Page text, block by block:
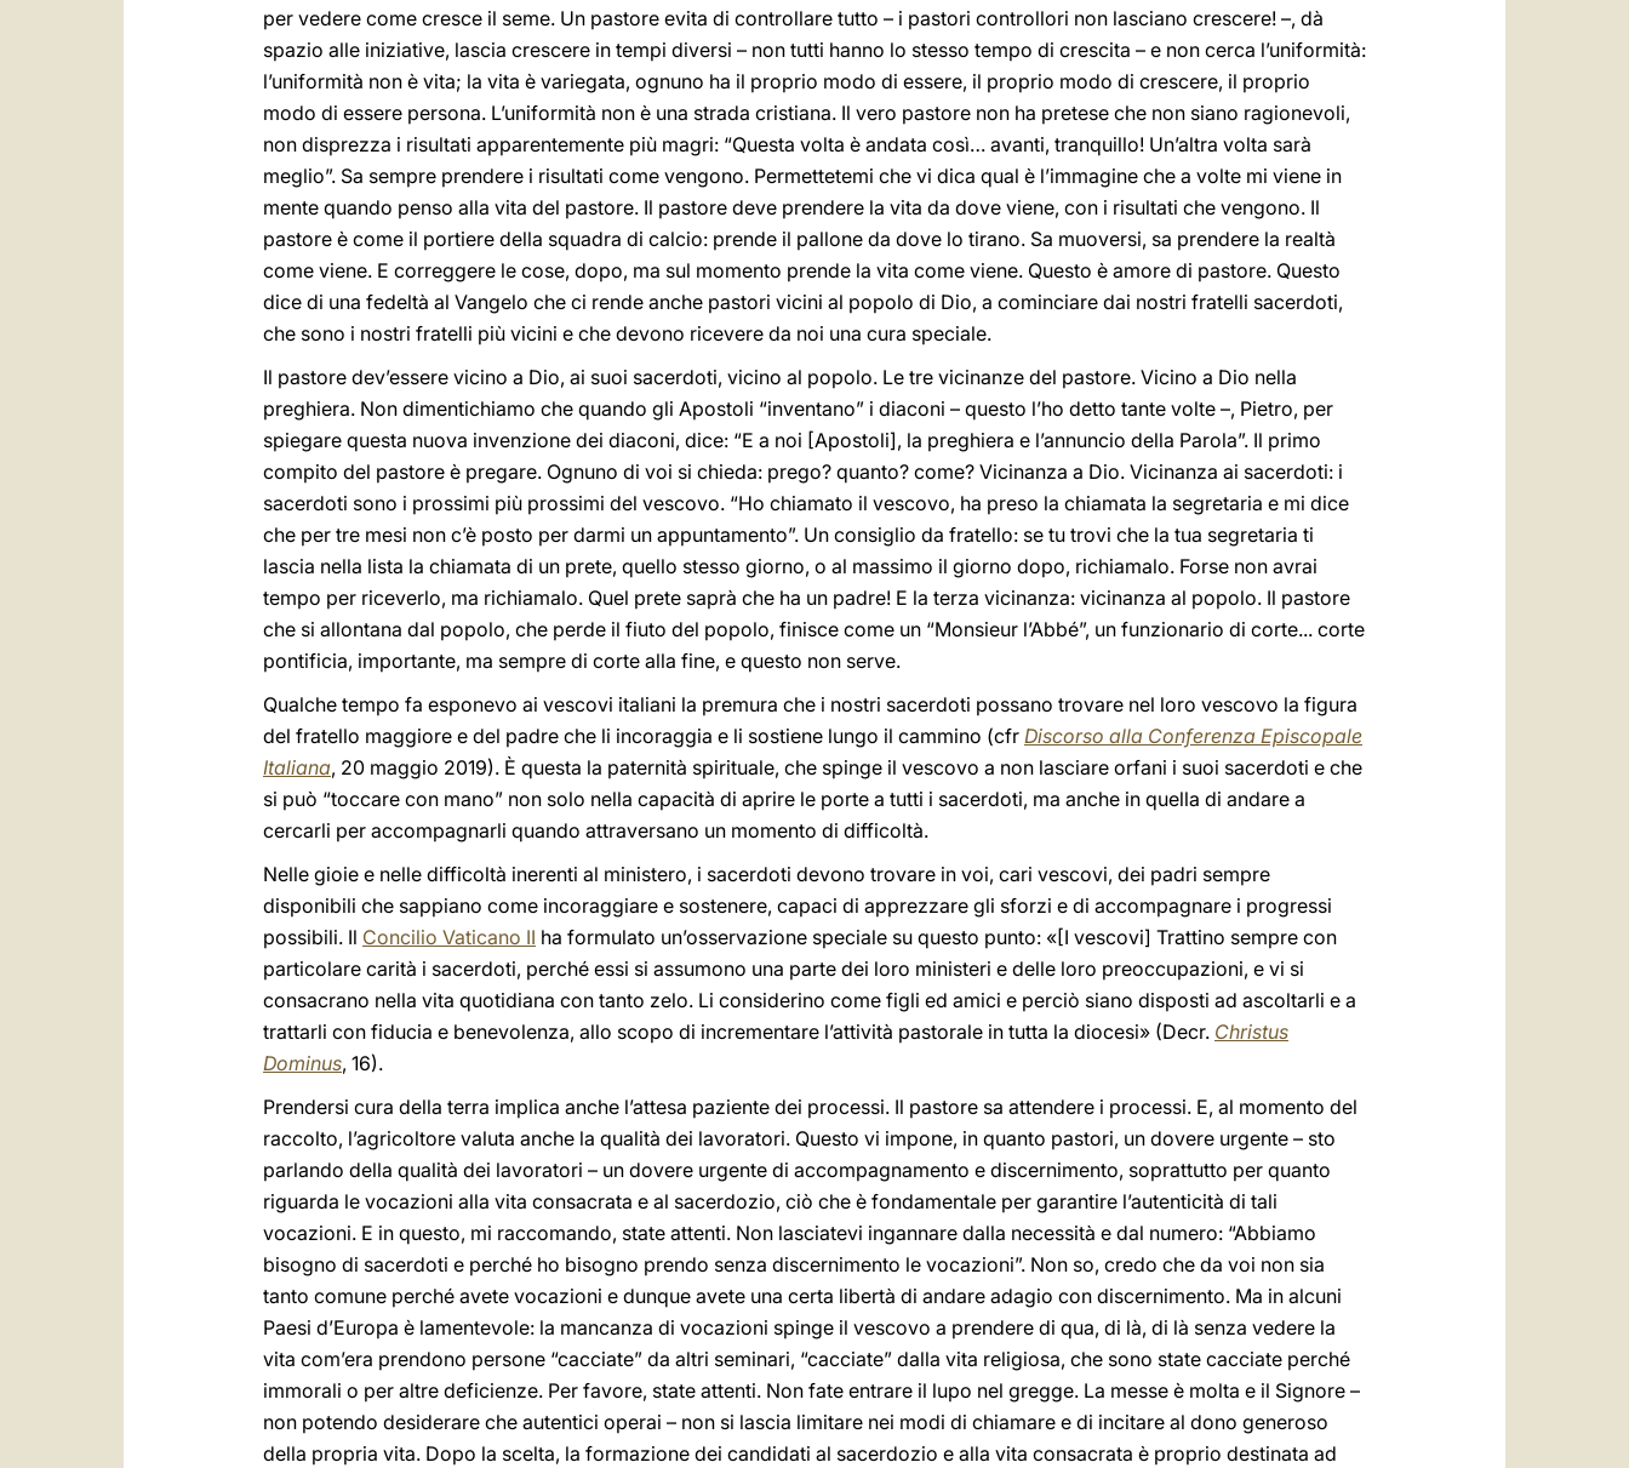
per vedere come cresce il seme. Un pastore evita di controllare tutto – i pastori controllori non lasciano crescere! –, dà
spazio alle iniziative, lascia crescere in tempi diversi – non tutti hanno lo stesso tempo di crescita – e non cerca l’uniformità:
l’uniformità non è vita; la vita è variegata, ognuno ha il proprio modo di essere, il proprio modo di crescere, il proprio
modo di essere persona. L’uniformità non è una strada cristiana. Il vero pastore non ha pretese che non siano ragionevoli,
non disprezza i risultati apparentemente più magri: “Questa volta è andata così… avanti, tranquillo! Un’altra volta sarà
meglio”. Sa sempre prendere i risultati come vengono. Permettetemi che vi dica qual è l’immagine che a volte mi viene in
mente quando penso alla vita del pastore. Il pastore deve prendere la vita da dove viene, con i risultati che vengono. Il
pastore è come il portiere della squadra di calcio: prende il pallone da dove lo tirano. Sa muoversi, sa prendere la realtà
come viene. E correggere le cose, dopo, ma sul momento prende la vita come viene. Questo è amore di pastore. Questo
dice di una fedeltà al Vangelo che ci rende anche pastori vicini al popolo di Dio, a cominciare dai nostri fratelli sacerdoti,
che sono i nostri fratelli più vicini e che devono ricevere da noi una cura speciale.
Il pastore dev’essere vicino a Dio, ai suoi sacerdoti, vicino al popolo. Le tre vicinanze del pastore. Vicino a Dio nella
preghiera. Non dimentichiamo che quando gli Apostoli “inventano” i diaconi – questo l’ho detto tante volte –, Pietro, per
spiegare questa nuova invenzione dei diaconi, dice: “E a noi [Apostoli], la preghiera e l’annuncio della Parola”. Il primo
compito del pastore è pregare. Ognuno di voi si chieda: prego? quanto? come? Vicinanza a Dio. Vicinanza ai sacerdoti: i
sacerdoti sono i prossimi più prossimi del vescovo. “Ho chiamato il vescovo, ha preso la chiamata la segretaria e mi dice
che per tre mesi non c’è posto per darmi un appuntamento”. Un consiglio da fratello: se tu trovi che la tua segretaria ti
lascia nella lista la chiamata di un prete, quello stesso giorno, o al massimo il giorno dopo, richiamalo. Forse non avrai
tempo per riceverlo, ma richiamalo. Quel prete saprà che ha un padre! E la terza vicinanza: vicinanza al popolo. Il pastore
che si allontana dal popolo, che perde il fiuto del popolo, finisce come un “Monsieur l’Abbé”, un funzionario di corte... corte
pontificia, importante, ma sempre di corte alla fine, e questo non serve.
Qualche tempo fa esponevo ai vescovi italiani la premura che i nostri sacerdoti possano trovare nel loro vescovo la figura
del fratello maggiore e del padre che li incoraggia e li sostiene lungo il cammino (cfr Discorso alla Conferenza Episcopale
Italiana, 20 maggio 2019). È questa la paternità spirituale, che spinge il vescovo a non lasciare orfani i suoi sacerdoti e che
si può “toccare con mano” non solo nella capacità di aprire le porte a tutti i sacerdoti, ma anche in quella di andare a
cercarli per accompagnarli quando attraversano un momento di difficoltà.
Nelle gioie e nelle difficoltà inerenti al ministero, i sacerdoti devono trovare in voi, cari vescovi, dei padri sempre
disponibili che sappiano come incoraggiare e sostenere, capaci di apprezzare gli sforzi e di accompagnare i progressi
possibili. Il Concilio Vaticano II ha formulato un’osservazione speciale su questo punto: «[I vescovi] Trattino sempre con
particolare carità i sacerdoti, perché essi si assumono una parte dei loro ministeri e delle loro preoccupazioni, e vi si
consacrano nella vita quotidiana con tanto zelo. Li considerino come figli ed amici e perciò siano disposti ad ascoltarli e a
trattarli con fiducia e benevolenza, allo scopo di incrementare l’attività pastorale in tutta la diocesi» (Decr. Christus
Dominus, 16).
Prendersi cura della terra implica anche l’attesa paziente dei processi. Il pastore sa attendere i processi. E, al momento del
raccolto, l’agricoltore valuta anche la qualità dei lavoratori. Questo vi impone, in quanto pastori, un dovere urgente – sto
parlando della qualità dei lavoratori – un dovere urgente di accompagnamento e discernimento, soprattutto per quanto
riguarda le vocazioni alla vita consacrata e al sacerdozio, ciò che è fondamentale per garantire l’autenticità di tali
vocazioni. E in questo, mi raccomando, state attenti. Non lasciatevi ingannare dalla necessità e dal numero: “Abbiamo
bisogno di sacerdoti e perché ho bisogno prendo senza discernimento le vocazioni”. Non so, credo che da voi non sia
tanto comune perché avete vocazioni e dunque avete una certa libertà di andare adagio con discernimento. Ma in alcuni
Paesi d’Europa è lamentevole: la mancanza di vocazioni spinge il vescovo a prendere di qua, di là, di là senza vedere la
vita com’era prendono persone “cacciate” da altri seminari, “cacciate” dalla vita religiosa, che sono state cacciate perché
immorali o per altre deficienze. Per favore, state attenti. Non fate entrare il lupo nel gregge. La messe è molta e il Signore –
non potendo desiderare che autentici operai – non si lascia limitare nei modi di chiamare e di incitare al dono generoso
della propria vita. Dopo la scelta, la formazione dei candidati al sacerdozio e alla vita consacrata è proprio destinata ad